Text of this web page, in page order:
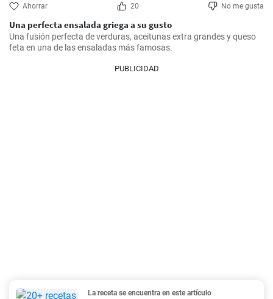
Ahorrar 20 No me gusta
Una perfecta ensalada griega a su gusto
Una fusión perfecta de verduras, aceitunas extra grandes y queso
feta en una de las ensaladas más famosas.
PUBLICIDAD
La receta se encuentra en este artículo